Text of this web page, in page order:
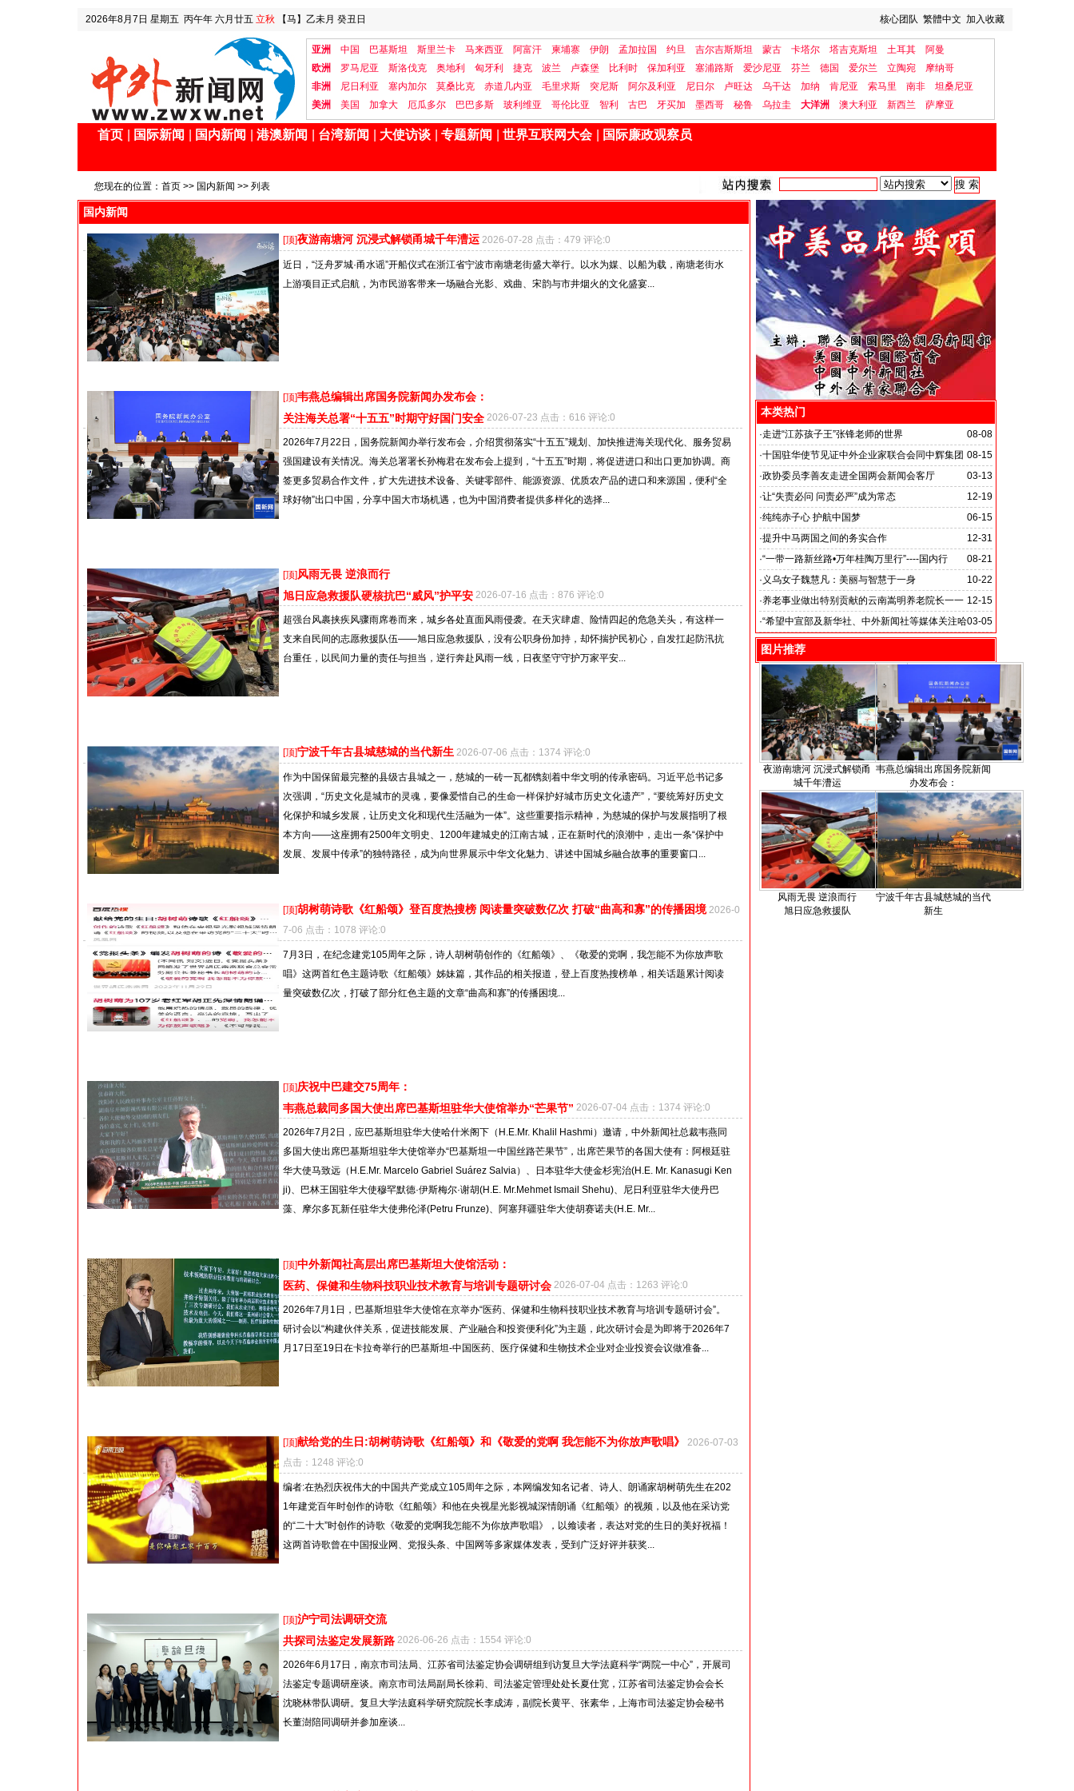
核心团队 繁體中文 加入收藏
2026年8月7日 星期五 丙午年 六月廿五 立秋 【马】乙未月 癸丑日
亚洲 中国 巴基斯坦 斯里兰卡 马来西亚 阿富汗 柬埔寨 伊朗 孟加拉国 约旦 吉尔吉斯斯坦 蒙古 卡塔尔 塔吉克斯坦 土耳其
阿曼
欧洲
罗马尼亚 斯洛伐克 奥地利 匈牙利 捷克 波兰 卢森堡 比利时 保加利亚 塞浦路斯 爱沙尼亚 芬兰 德国 爱尔兰 立陶宛
摩纳哥
非洲
尼日利亚 塞内加尔 莫桑比克 赤道几内亚 毛里求斯 突尼斯 阿尔及利亚 尼日尔 卢旺达 乌干达 加纳 肯尼亚 索马里 南非
坦桑尼亚
美洲
美国 加拿大 厄瓜多尔 巴巴多斯 玻利维亚 哥伦比亚 智利 古巴 牙买加 墨西哥 秘鲁 乌拉圭 大洋洲 澳大利亚 新西兰 萨摩亚
首页 国际新闻 国内新闻 港澳新闻 台湾新闻 大使访谈 专题新闻 世界互联网大会 国际廉政观察员
您现在的位置： 首页 >> 国内新闻 >> 列表
国内新闻
[顶]夜游南塘河 沉浸式解锁甬城千年漕运 2026-07-28 点击：479 评论:0
近日，“泛舟罗城·甬水谣”开船仪式在浙江省宁波市南塘老街盛大举行。以水为媒、以船为载，南塘老街水
上游项目正式启航，为市民游客带来一场融合光影、戏曲、宋韵与市井烟火的文化盛宴...
[顶]韦燕总编辑出席国务院新闻办发布会：
关注海关总署“十五五”时期守好国门安全 2026-07-23 点击：616 评论:0
2026年7月22日，国务院新闻办举行发布会，介绍贯彻落实“十五五”规划、加快推进海关现代化、服务贸易
强国建设有关情况。海关总署署长孙梅君在发布会上提到，“十五五”时期，将促进进口和出口更加协调。商
签更多贸易合作文件，扩大先进技术设备、关键零部件、能源资源、优质农产品的进口和来源国，便利“全
球好物”出口中国，分享中国大市场机遇，也为中国消费者提供多样化的选择...
[顶] 风雨无畏 逆浪而行
旭日应急救援队硬核抗巴“威风”护平安 2026-07-16 点击：876 评论:0
超强台风裹挟疾风骤雨席卷而来，城乡各处直面风雨侵袭。在天灾肆虐、险情四起的危急关头，有这样一
支来自民间的志愿救援队伍——旭日应急救援队，没有公职身份加持，却怀揣护民初心，自发扛起防汛抗
台重任，以民间力量的责任与担当，逆行奔赴风雨一线，日夜坚守守护万家平安...
[顶]宁波千年古县城慈城的当代新生 2026-07-06 点击：1374 评论:0
作为中国保留最完整的县级古县城之一，慈城的一砖一瓦都镌刻着中华文明的传承密码。习近平总书记多
次强调，“历史文化是城市的灵魂，要像爱惜自己的生命一样保护好城市历史文化遗产”，“要统筹好历史文
化保护和城乡发展，让历史文化和现代生活融为一体”。这些重要指示精神，为慈城的保护与发展指明了根
本方向——这座拥有2500年文明史、1200年建城史的江南古城，正在新时代的浪潮中，走出一条“保护中
发展、发展中传承”的独特路径，成为向世界展示中华文化魅力、讲述中国城乡融合故事的重要窗口...
[顶]胡树萌诗歌《红船颂》登百度热搜榜 阅读量突破数亿次 打破“曲高和寡”的传播困境 2026-0
7-06 点击：1078 评论:0
7月3日，在纪念建党105周年之际，诗人胡树萌创作的《红船颂》、《敬爱的党啊，我怎能不为你放声歌
唱》这两首红色主题诗歌《红船颂》姊妹篇，其作品的相关报道，登上百度热搜榜单，相关话题累计阅读
量突破数亿次，打破了部分红色主题的文章“曲高和寡”的传播困境...
[顶]庆祝中巴建交75周年：
韦燕总裁同多国大使出席巴基斯坦驻华大使馆举办“芒果节” 2026-07-04 点击：1374 评论:0
2026年7月2日，应巴基斯坦驻华大使哈什米阁下（H.E.Mr. Khalil Hashmi）邀请，中外新闻社总裁韦燕同
多国大使出席巴基斯坦驻华大使馆举办“巴基斯坦一中国丝路芒果节”，出席芒果节的各国大使有：阿根廷驻
华大使马致远（H.E.Mr. Marcelo Gabriel Suárez Salvia）、日本驻华大使金杉宪治(H.E. Mr. Kanasugi Ken
ji)、巴林王国驻华大使穆罕默德·伊斯梅尔·谢胡(H.E. Mr.Mehmet Ismail Shehu)、尼日利亚驻华大使丹巴
藻、摩尔多瓦新任驻华大使弗伦泽(Petru Frunze)、阿塞拜疆驻华大使胡赛诺夫(H.E. Mr...
[顶]中外新闻社高层出席巴基斯坦大使馆活动：
医药、保健和生物科技职业技术教育与培训专题研讨会 2026-07-04 点击：1263 评论:0
2026年7月1日，巴基斯坦驻华大使馆在京举办“医药、保健和生物科技职业技术教育与培训专题研讨会”。
研讨会以“构建伙伴关系，促进技能发展、产业融合和投资便利化”为主题，此次研讨会是为即将于2026年7
月17日至19日在卡拉奇举行的巴基斯坦-中国医药、医疗保健和生物技术企业对企业投资会议做准备...
[顶]献给党的生日:胡树萌诗歌《红船颂》和《敬爱的党啊 我怎能不为你放声歌唱》
2026-07-03
点击：1248 评论:0
编者:在热烈庆祝伟大的中国共产党成立105周年之际，本网编发知名记者、诗人、朗诵家胡树萌先生在202
1年建党百年时创作的诗歌《红船颂》和他在央视星光影视城深情朗诵《红船颂》的视频，以及他在采访党
的“二十大”时创作的诗歌《敬爱的党啊我怎能不为你放声歌唱》，以飨读者，表达对党的生日的美好祝福！
这两首诗歌曾在中国报业网、党报头条、中国网等多家媒体发表，受到广泛好评并获奖...
[顶]沪宁司法调研交流
共探司法鉴定发展新路 2026-06-26 点击：1554 评论:0
2026年6月17日，南京市司法局、江苏省司法鉴定协会调研组到访复旦大学法庭科学“两院一中心”，开展司
法鉴定专题调研座谈。南京市司法局副局长徐莉、司法鉴定管理处处长夏仕宽，江苏省司法鉴定协会会长
沈晓林带队调研。复旦大学法庭科学研究院院长李成涛，副院长黄平、张素华，上海市司法鉴定协会秘书
长董澍陪同调研并参加座谈...
本类热门
08-08
·走进“江苏孩子王”张锋老师的世界
08-15
·十国驻华使节见证中外企业家联合会同中辉集团
签署战略合作备忘录
03-13
·政协委员李善友走进全国两会新闻会客厅
12-19
·让“失责必问 问责必严”成为常态
06-15
·纯纯赤子心 护航中国梦
12-31
·提升中马两国之间的务实合作
马达加斯加总统埃里会见中国艺术银行董事长、中外新
闻社社务会主席徐志强先生并达成多项合作协议
08-21
·“一带一路新丝路•万年桂陶万里行”----国内行
10-22
· 义乌女子魏慧凡：美丽与智慧于一身
12-15
·养老事业做出特别贡献的云南嵩明养老院长一一
李丽琼
03-05
·“希望中宣部及新华社、中外新闻社等媒体关注哈
尔滨的发展”
图片推荐
夜游南塘河 沉浸式解锁甬
城千年漕运
韦燕总编辑出席国务院新闻
办发布会：
风雨无畏 逆浪而行
旭日应急救援队
宁波千年古县城慈城的当代
新生